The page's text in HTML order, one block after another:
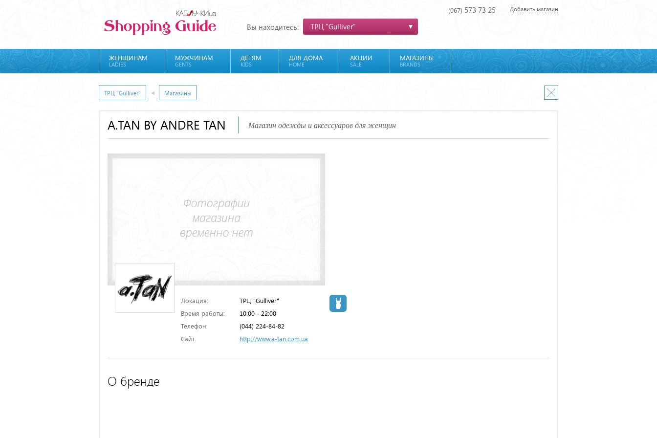
Вы находитесь: ТРЦ "Gulliver"
(067) 573 73 25 Добавить магазин
ЖЕНЩИНАМ
LADIES
МУЖЧИНАМ
GENTS
ДЕТЯМ
KIDS
ДЛЯ ДОМА
HOME
АКЦИИ
SALE
МАГАЗИНЫ
BRANDS
ТРЦ "Gulliver" Магазины
A.TAN BY ANDRE TAN Магазин одежды и аксессуаров для женщин
Локация:
ТРЦ "Gulliver"
Время работы:
10:00 - 22:00
Телефон:
(044) 224-84-82
Сайт:
http://www.a-tan.com.ua
О бренде